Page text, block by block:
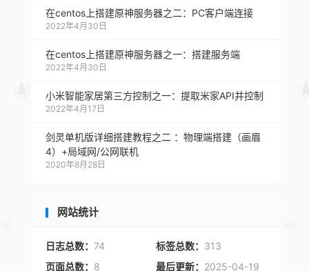
在centos上搭建原神服务器之二：PC客户端连接
2022年4月30日
在centos上搭建原神服务器之一：搭建服务端
2022年4月30日
小米智能家居第三方控制之一：提取米家API并控制
2022年4月17日
剑灵单机版详细搭建教程之二 ：物理端搭建（画眉
4）+局域网/公网联机
2020年8月28日
网站统计
日志总数： 74 标签总数： 313
页面总数： 8 最后更新： 2025-04-19